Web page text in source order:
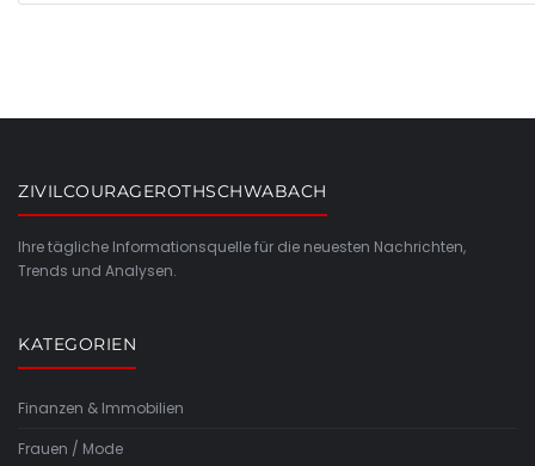
ZIVILCOURAGEROTHSCHWABACH
Ihre tägliche Informationsquelle für die neuesten Nachrichten,
Trends und Analysen.
KATEGORIEN
Finanzen & Immobilien
Frauen / Mode